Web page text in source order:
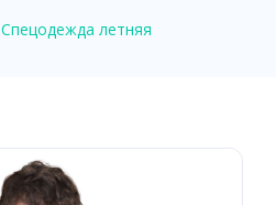
Спецодежда летняя